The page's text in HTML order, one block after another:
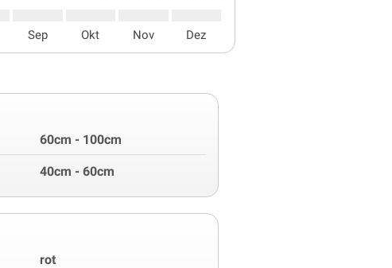
Sep Okt Nov Dez
60cm - 100cm
40cm - 60cm
rot